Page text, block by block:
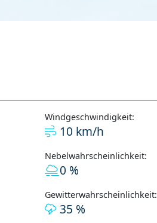
Windgeschwindigkeit:
10 km/h
Nebelwahrscheinlichkeit:
0 %
Gewitterwahrscheinlichkeit:
35 %